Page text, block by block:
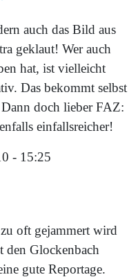
auch das Bild aus
geklaut! Wer auch
hat, ist vielleicht
Das bekommt selbst
doch lieber FAZ:
einfallsreicher!
- 15:25
oft gejammert wird
den Glockenbach
gute Reportage.